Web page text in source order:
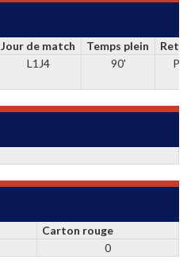
Jour de match Temps plein
L1J4 90'
Carton rouge
0